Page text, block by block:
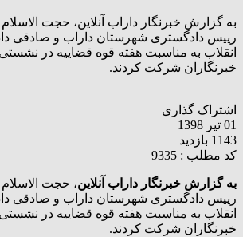
به گزارش خبرنگار داراب آنلاین، حجت
رییس دادگستری شهرستان داراب و صادقی
انقلاب به مناسبت هفته قوه قضاییه در
خبرنگاران شرکت کردند.
اشتراک گذاری
01 تیر 1398
1143 بازدید
کد مطلب : 9335
به گزارش خبرنگار داراب آنلاین، حجت
رییس دادگستری شهرستان داراب و صادقی
انقلاب به مناسبت هفته قوه قضاییه در
خبرنگاران شرکت کردند.